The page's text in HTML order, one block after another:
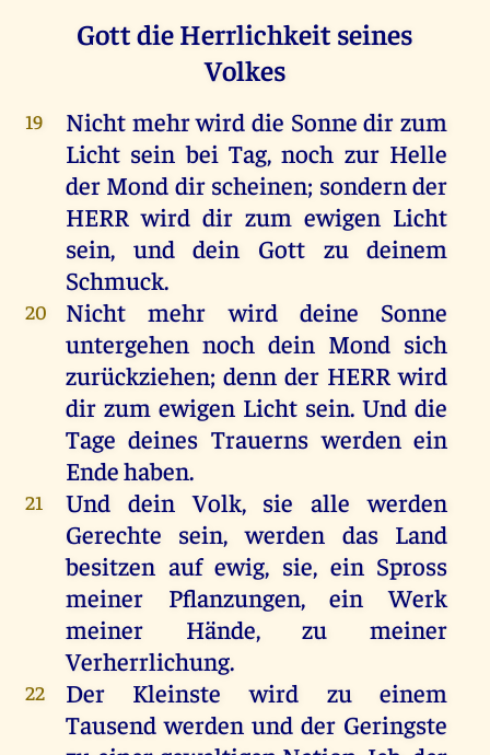
Gott die Herrlichkeit seines
Volkes
19 Nicht mehrwird die Sonne dir zum
Licht sein bei Tag,noch zur Helle
der Mond dir scheinen; sondernder
HERR wird dir zum ewigen Licht
sein, und dein Gott zu deinem
Schmuck.
20 Nicht mehr wird deine
Sonne
untergehen noch dein Mond sich
zurückziehen; denn der HERR wird
dir zum ewigen Licht sein.Und die
Tage deines Trauerns werden ein
Endehaben.
21 Und dein Volk, sie alle werden
Gerechte sein,werden das Land
besitzen auf ewig, sie, einSpross
meiner
Pflanzungen,ein
Werk
meiner
Hände,zu
meiner
Verherrlichung.
22 Der Kleinste wird zu
einem
Tausend werden und der Geringste